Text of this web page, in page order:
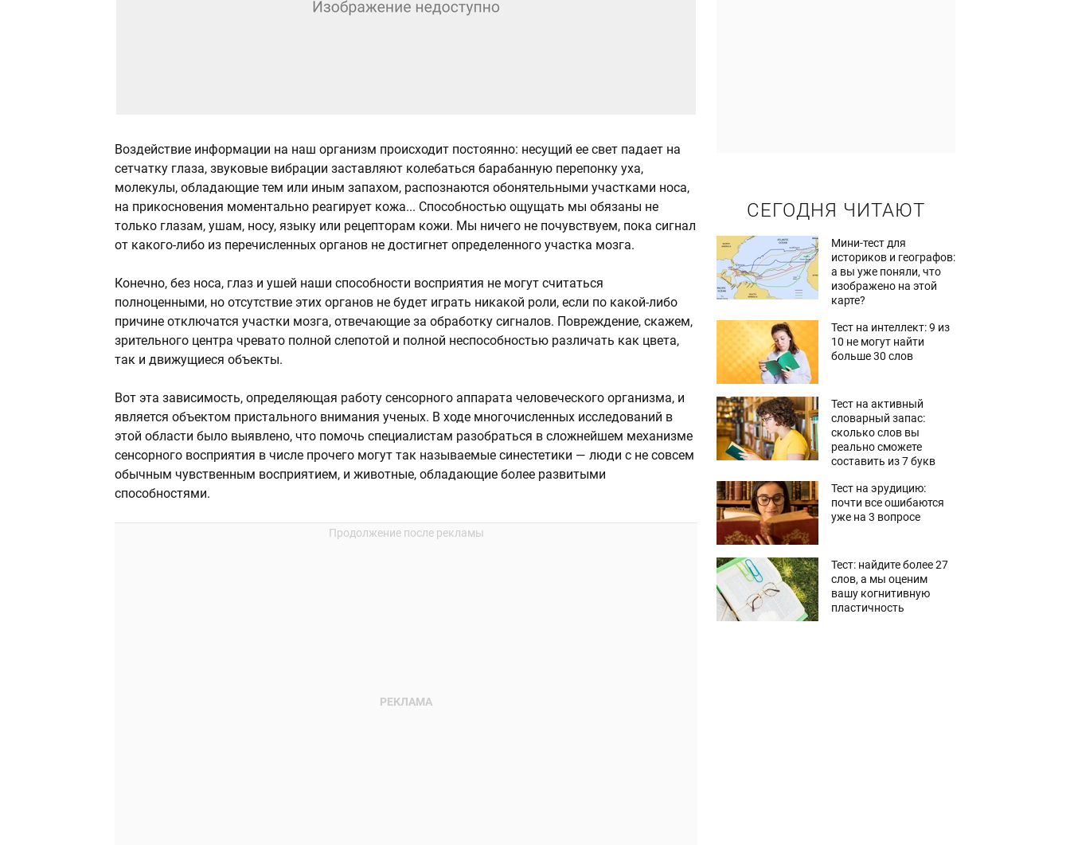
Воздействие информации на наш организм происходит постоянно: несущий ее свет падает на
сетчатку глаза, звуковые вибрации заставляют колебаться барабанную перепонку уха,
молекулы, обладающие тем или иным запахом, распознаются обонятельными участками носа,
на прикосновения моментально реагирует кожа... Способностью ощущать мы обязаны не
только глазам, ушам, носу, языку или рецепторам кожи. Мы ничего не почувствуем, пока сигнал
от какого-либо из перечисленных органов не достигнет определенного участка мозга.
Конечно, без носа, глаз и ушей наши способности восприятия не могут считаться
полноценными, но отсутствие этих органов не будет играть никакой роли, если по какой-либо
причине отключатся участки мозга, отвечающие за обработку сигналов. Повреждение, скажем,
зрительного центра чревато полной слепотой и полной неспособностью различать как цвета,
так и движущиеся объекты.
Вот эта зависимость, определяющая работу сенсорного аппарата человеческого организма, и
является объектом пристального внимания ученых. В ходе многочисленных исследований в
этой области было выявлено, что помочь специалистам разобраться в сложнейшем механизме
сенсорного восприятия в числе прочего могут так называемые синестетики — люди с не совсем
обычным чувственным восприятием, и животные, обладающие более развитыми
способностями.
СЕГОДНЯ ЧИТАЮТ
Мини-тест для
историков и географов:
а вы уже поняли, что
изображено на этой
карте?
Тест на интеллект: 9 из
10 не могут найти
больше 30 слов
Тест на активный
словарный запас:
сколько слов вы
реально сможете
составить из 7 букв
Тест на эрудицию:
почти все ошибаются
уже на 3 вопросе
Тест: найдите более 27
слов, а мы оценим
вашу когнитивную
пластичность